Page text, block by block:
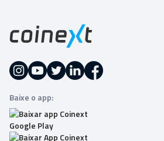
Baixe o app: